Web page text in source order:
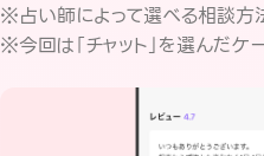
※占い師によって選べる相談方
※今回は「チャット」を選んだケ